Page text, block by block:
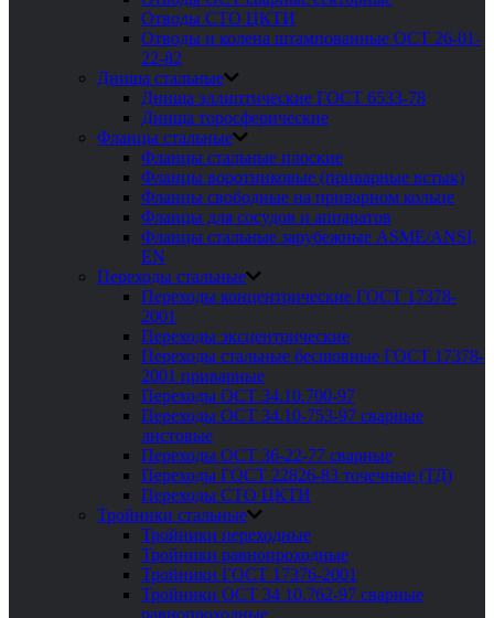
Отводы СТО ЦКТИ
Отводы и колена штампованные ОСТ 26-01-
22-82
Днища стальные
Днища эллиптические ГОСТ 6533-78
Днища торосферические
Фланцы стальные
Фланцы стальные плоские
Фланцы воротниковые (приварные встык)
Фланцы свободные на приварном кольце
Фланцы для сосудов и аппаратов
Фланцы стальные зарубежные ASME/ANSI,
EN
Переходы стальные
Переходы концентрические ГОСТ 17378-
2001
Переходы эксцентрические
Переходы стальные бесшовные ГОСТ 17378-
2001 приварные
Переходы ОСТ 34.10.700-97
Переходы ОСТ 34.10-753-97 сварные
листовые
Переходы ОСТ 36-22-77 сварные
Переходы ГОСТ 22826-83 точечные (ТД)
Переходы СТО ЦКТИ
Тройники стальные
Тройники переходные
Тройники равнопроходные
Тройники ГОСТ 17376-2001
Тройники ОСТ 34 10.762-97 сварные
равнопроходные